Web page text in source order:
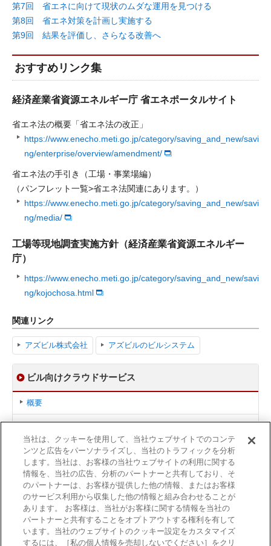
第7回 省エネに向けて現状のムダな運用を見つける
第8回 省エネ対策を計画し実施する
第9回 結果を評価し、さらなる改善へ
おすすめリンク集
経済産業省資源エネルギー庁 省エネポータルサイト
省エネ法の概要「省エネ法の改正」
https://www.enecho.meti.go.jp/category/saving_and_new/savi
ng/enterprise/overview/amendment/
省エネ法の手引き（工場・事業場編）
（パンフレット一覧>省エネ法関連にあります。）
https://www.enecho.meti.go.jp/category/saving_and_new/savi
ng/media/
工場等現地調査実施方針（経済産業省資源エネルギー
庁）
https://www.enecho.meti.go.jp/category/saving_and_new/savi
ng/kojochosa.html
関連リンク
アズビル株式会社 アズビルのビルシステム
ビル向けクラウドサービス
概要
ビル管理を、もっとスマートに
【ENEFORT™】
アズビルが解き明かす「エネルギー管理」
関連情報
建物向け製品／サービス一覧
当社は、クッキーを使用して、当社ウェブサイトでのコンテ
ンツと広告をパーソナライズし、当社のトラフィックを分析
します。当社は、お客様の当社ウェブサイトの利用に関する
情報を、当社の広告、分析のパートナーと共有しており、そ
のパートナーは、お客様が提供した他の情報、またはお客様
のサービス利用から収集した他の情報と組み合わせることが
あります。 お客様は、当社がお客様に関する情報を当社の
パートナーと共有することをオプトアウトする権利を有して
います。当社のウェブサイトのクッキー設定をカスタマイズ
するには、［私の個人情報を売却しないでください］をクリ